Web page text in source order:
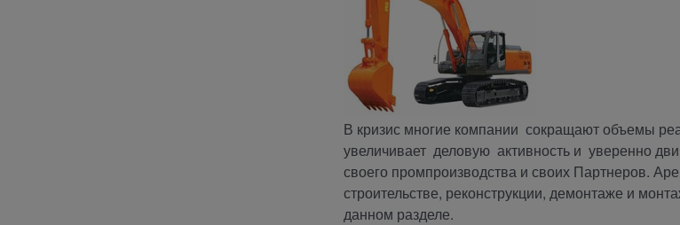
В кризис многие компании сокращают объемы
увеличивает деловую активность и уверенно
своего промпроизводства и своих Партнеров.
строительстве, реконструкции, демонтаже и
данном разделе.